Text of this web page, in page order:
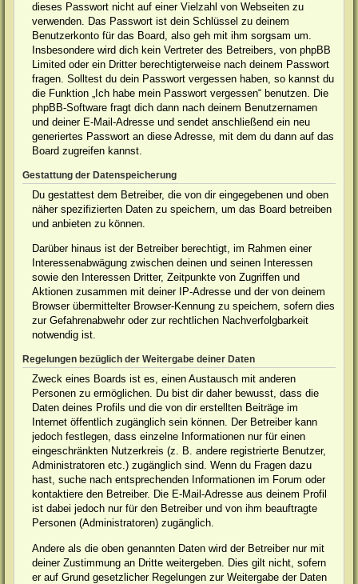
dieses Passwort nicht auf einer Vielzahl von Webseiten zu
verwenden. Das Passwort ist dein Schlüssel zu deinem
Benutzerkonto für das Board, also geh mit ihm sorgsam um.
Insbesondere wird dich kein Vertreter des Betreibers, von phpBB
Limited oder ein Dritter berechtigterweise nach deinem Passwort
fragen. Solltest du dein Passwort vergessen haben, so kannst du
die Funktion „Ich habe mein Passwort vergessen“ benutzen. Die
phpBB-Software fragt dich dann nach deinem Benutzernamen
und deiner E-Mail-Adresse und sendet anschließend ein neu
generiertes Passwort an diese Adresse, mit dem du dann auf das
Board zugreifen kannst.
Gestattung der Datenspeicherung
Du gestattest dem Betreiber, die von dir eingegebenen und oben
näher spezifizierten Daten zu speichern, um das Board betreiben
und anbieten zu können.
Darüber hinaus ist der Betreiber berechtigt, im Rahmen einer
Interessenabwägung zwischen deinen und seinen Interessen
sowie den Interessen Dritter, Zeitpunkte von Zugriffen und
Aktionen zusammen mit deiner IP-Adresse und der von deinem
Browser übermittelter Browser-Kennung zu speichern, sofern dies
zur Gefahrenabwehr oder zur rechtlichen Nachverfolgbarkeit
notwendig ist.
Regelungen bezüglich der Weitergabe deiner Daten
Zweck eines Boards ist es, einen Austausch mit anderen
Personen zu ermöglichen. Du bist dir daher bewusst, dass die
Daten deines Profils und die von dir erstellten Beiträge im
Internet öffentlich zugänglich sein können. Der Betreiber kann
jedoch festlegen, dass einzelne Informationen nur für einen
eingeschränkten Nutzerkreis (z. B. andere registrierte Benutzer,
Administratoren etc.) zugänglich sind. Wenn du Fragen dazu
hast, suche nach entsprechenden Informationen im Forum oder
kontaktiere den Betreiber. Die E-Mail-Adresse aus deinem Profil
ist dabei jedoch nur für den Betreiber und von ihm beauftragte
Personen (Administratoren) zugänglich.
Andere als die oben genannten Daten wird der Betreiber nur mit
deiner Zustimmung an Dritte weitergeben. Dies gilt nicht, sofern
er auf Grund gesetzlicher Regelungen zur Weitergabe der Daten